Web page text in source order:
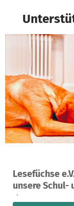
Lesefüchse
unsere
Ein Projekt in
153